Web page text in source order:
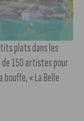
plats dans les
150 artistes pour
bouffe, « La Belle